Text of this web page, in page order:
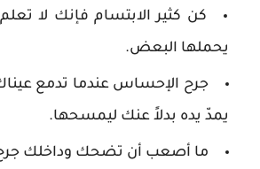
كن كثير الابتسام فإنك لا
يحملها البعض.
جرح الإحساس عندما تدمع
يمدّ يده بدلاً عنك ليمسحها.
ما أصعب أن تضحك وداخلك